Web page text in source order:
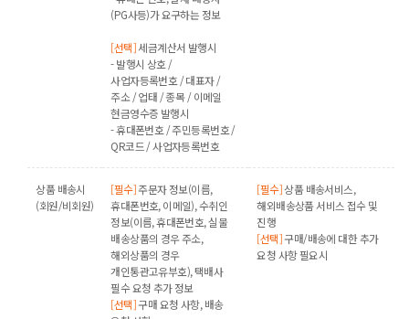
(PG사등)가 요구하는 정보
[선택]세금계산서 발행시
- 발행시 상호 /
사업자등록번호 / 대표자 /
주소 / 업태 / 종목 / 이메일
현금영수증 발행시
- 휴대폰번호 / 주민등록번호 /
QR코드 / 사업자등록번호
상품 배송시
(회원/비회원)
[필수]주문자 정보(이름,
휴대폰번호, 이메일), 수취인
정보(이름, 휴대폰번호, 실물
배송상품의 경우 주소,
해외상품의 경우
개인통관고유부호), 택배사
필수 요청 추가 정보
[선택]구매 요청 사항, 배송
[필수]상품 배송서비스,
해외배송상품 서비스 접수 및
진행
[선택]구매/배송에 대한 추가
요청 사항 필요시